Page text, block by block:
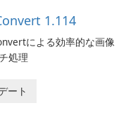
1.114
による効率的な画像
処理
ート